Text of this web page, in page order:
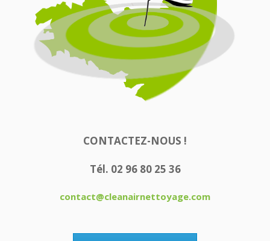
CONTACTEZ-NOUS !
Tél. 02 96 80 25 36
contact@cleanairnettoyage.com